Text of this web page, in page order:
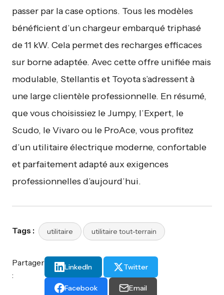
passer par la case options. Tous les modèles
bénéficient d’un chargeur embarqué triphasé
de 11 kW. Cela permet des recharges efficaces
sur borne adaptée. Avec cette offre unifiée mais
modulable, Stellantis et Toyota s’adressent à
une large clientèle professionnelle. En résumé,
que vous choisissiez le Jumpy, l’Expert, le
Scudo, le Vivaro ou le ProAce, vous profitez
d’un utilitaire électrique moderne, confortable
et parfaitement adapté aux exigences
professionnelles d’aujourd’hui.
Tags : utilitaire utilitaire tout-terrain
Partager
:
LinkedIn Twitter
Facebook Email